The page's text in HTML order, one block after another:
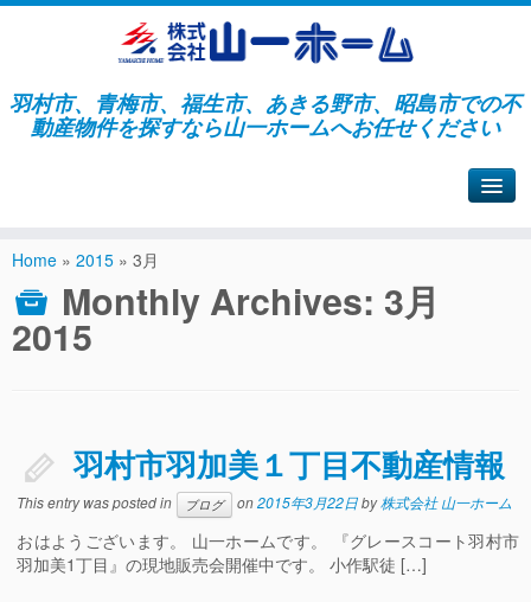
羽村市、青梅市、福生市、あきる野市、昭島市での不
動産物件を探すなら山一ホームへお任せください
Home » 2015 » 3月
Monthly Archives: 3月
2015
羽村市羽加美１丁目不動産情報
This entry was posted in ブログ on2015年3月22日by株式会社 山一ホーム
おはようございます。 山一ホームです。 『グレースコート羽村市
羽加美1丁目』の現地販売会開催中です。 小作駅徒 […]